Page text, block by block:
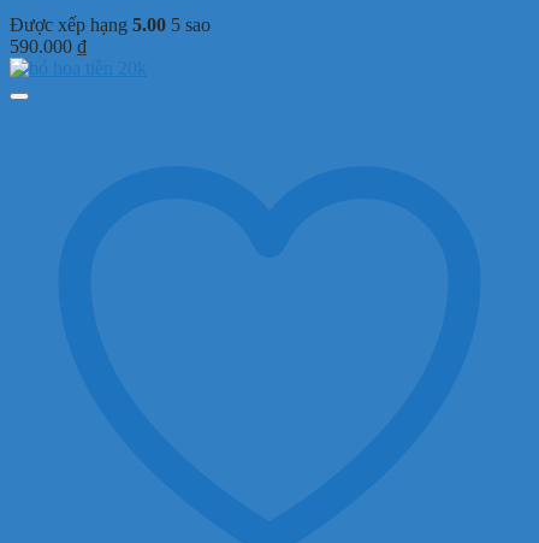
Được xếp hạng 5.00 5 sao
590.000 ₫